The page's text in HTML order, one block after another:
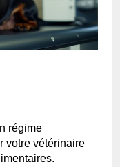
régime
votre vétérinaire